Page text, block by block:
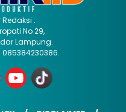
:
No 29,
Lampung.
085384230386.